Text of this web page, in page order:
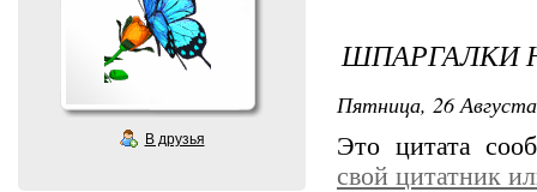
В друзья
ШПАРГАЛКИ
Пятница, 26
Это цитата
свой цитатник